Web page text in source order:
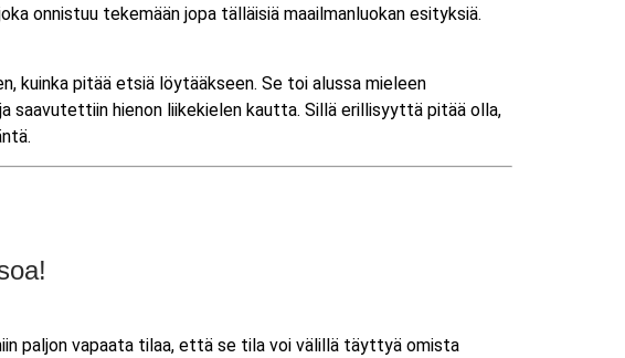
onnistuu tekemään jopa tälläisiä maailmanluokan esityksiä.
kuinka pitää etsiä löytääkseen. Se toi alussa mieleen
saavutettiin hienon liikekielen kautta. Sillä erillisyyttä pitää olla,
paljon vapaata tilaa, että se tila voi välillä täyttyä omista